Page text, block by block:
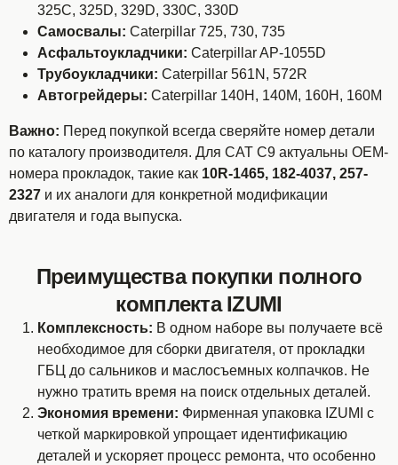
325C, 325D, 329D, 330C, 330D
Самосвалы: Caterpillar 725, 730, 735
Асфальтоукладчики: Caterpillar AP-1055D
Трубоукладчики: Caterpillar 561N, 572R
Автогрейдеры: Caterpillar 140H, 140M, 160H, 160M
Важно: Перед покупкой всегда сверяйте номер детали
по каталогу производителя. Для CAT C9 актуальны OEM-
номера прокладок, такие как 10R-1465, 182-4037, 257-
2327 и их аналоги для конкретной модификации
двигателя и года выпуска.
Преимущества покупки полного
комплекта IZUMI
Комплексность: В одном наборе вы получаете всё
необходимое для сборки двигателя, от прокладки
ГБЦ до сальников и маслосъемных колпачков. Не
нужно тратить время на поиск отдельных деталей.
Экономия времени: Фирменная упаковка IZUMI с
четкой маркировкой упрощает идентификацию
деталей и ускоряет процесс ремонта, что особенно